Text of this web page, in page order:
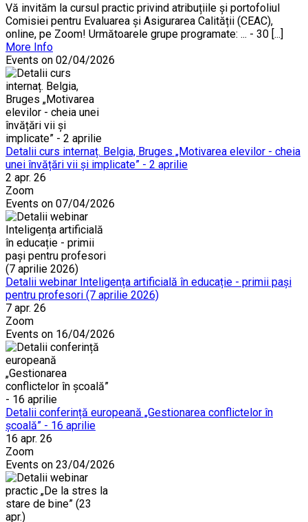
Vă invităm la cursul practic privind atribuțiile și portofoliul
Comisiei pentru Evaluarea și Asigurarea Calității (CEAC),
online, pe Zoom! Următoarele grupe programate: ... - 30 [...]
More Info
Events on 02/04/2026
Detalii curs internaț. Belgia, Bruges „Motivarea elevilor - cheia
unei învățări vii și implicate” - 2 aprilie
2 apr. 26
Zoom
Events on 07/04/2026
Detalii webinar Inteligența artificială în educație - primii pași
pentru profesori (7 aprilie 2026)
7 apr. 26
Zoom
Events on 16/04/2026
Detalii conferință europeană „Gestionarea conflictelor în
școală” - 16 aprilie
16 apr. 26
Zoom
Events on 23/04/2026